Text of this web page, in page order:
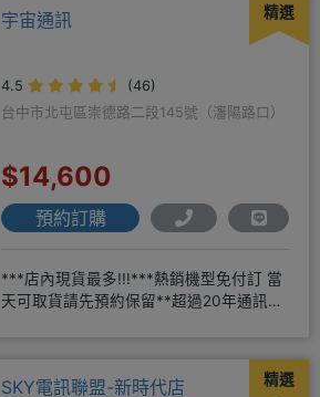
精選
宇宙通訊
4.5
(46)
台中市北屯區崇德路二段145號（瀋陽路口）
$14,600
預約訂購
***店內現貨最多!!!***熱銷機型免付訂 當
天可取貨請先預約保留**超過20年通訊經
精選
SKY電訊聯盟-新時代店